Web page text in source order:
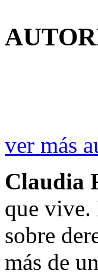
ver más
Claudia
que vive.
sobre
más de